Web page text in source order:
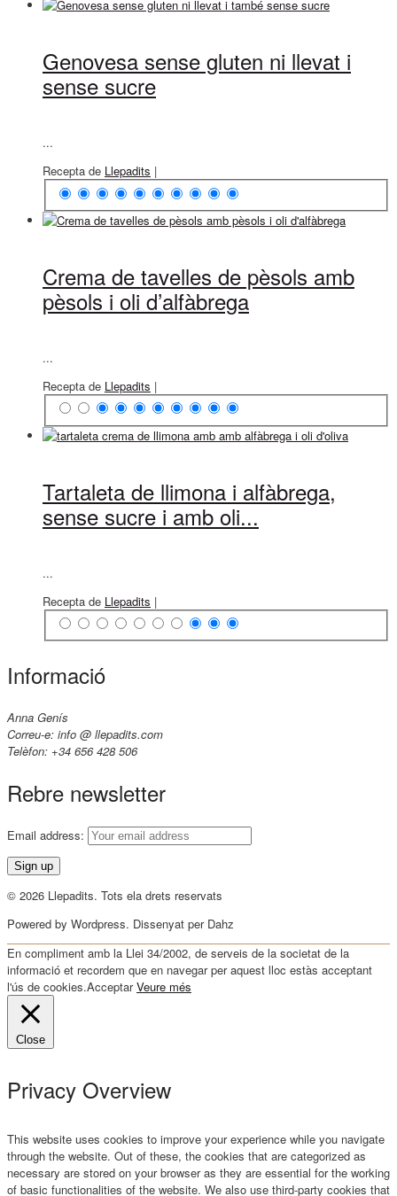
Genovesa sense gluten ni llevat i
sense sucre
...
Recepta de Llepadits |
Crema de tavelles de pèsols amb
pèsols i oli d’alfàbrega
...
Recepta de Llepadits |
Tartaleta de llimona i alfàbrega,
sense sucre i amb oli...
...
Recepta de Llepadits |
Informació
Anna Genís
Correu-e: info @ llepadits.com
Telèfon: +34 656 428 506
Rebre newsletter
Email address:
© 2026 Llepadits. Tots ela drets reservats
Powered by Wordpress. Dissenyat per Dahz
En compliment amb la Llei 34/2002, de serveis de la societat de la
informació et recordem que en navegar per aquest lloc estàs acceptant
l'ús de cookies.Acceptar Veure més
Close
Privacy Overview
This website uses cookies to improve your experience while you navigate
through the website. Out of these, the cookies that are categorized as
necessary are stored on your browser as they are essential for the working
of basic functionalities of the website. We also use third-party cookies that